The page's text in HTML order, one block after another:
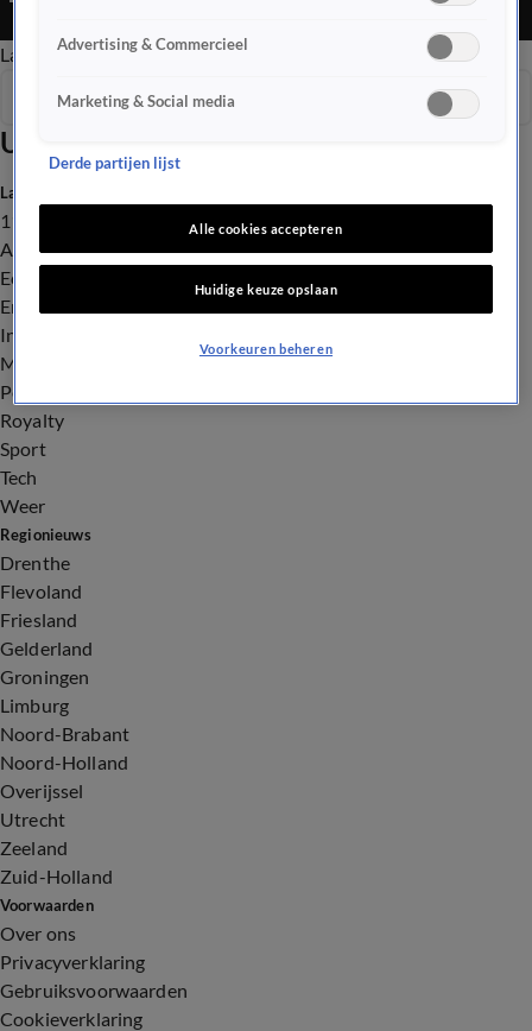
Late EditieOchtend EditieVroege Editie
Uitzendingen
Seizoen 2026
Laatste nieuws
112
Advies & Tips
Economie
Entertainment
Infrastructuur
Milieu en Gezondheid
Politiek
Royalty
Sport
Tech
Weer
Regionieuws
Drenthe
Flevoland
Friesland
Gelderland
Groningen
Limburg
Noord-Brabant
Noord-Holland
Overijssel
Utrecht
Zeeland
Zuid-Holland
Voorwaarden
Over ons
Privacyverklaring
Gebruiksvoorwaarden
Cookieverklaring
Advertising & Commercieel
Marketing & Social media
Derde partijen lijst
Alle cookies accepteren
Huidige keuze opslaan
Voorkeuren beheren